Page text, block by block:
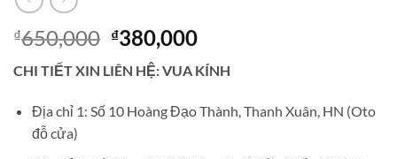
₫650,000 Giá
gốc
là:
₫650,000.
₫380,000Giá
hiện
tại
là:
₫380,000.
CHI TIẾT XIN LIÊN HỆ: VUA KÍNH
Địa chỉ 1: Số 10 Hoàng Đạo Thành, Thanh Xuân, HN (Oto
đỗ cửa)